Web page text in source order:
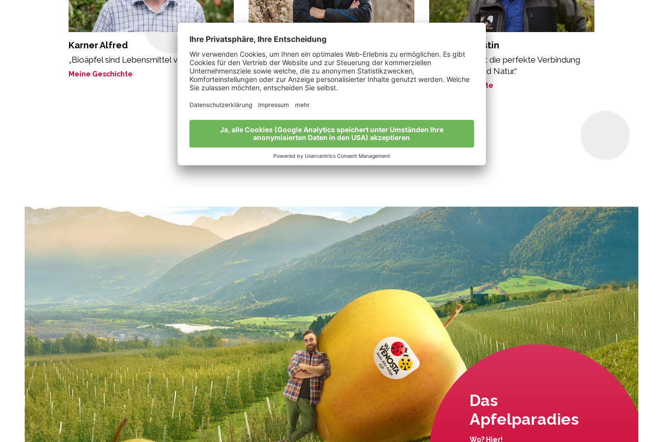
Karner Alfred
„Bioäpfel sind Lebensmittel voller Leben.“
Meine Geschichte
Thomann Martin
„Bio ist ein intensives Arbeiten mit der
Natur.“
Meine Geschichte
Kobler Augustin
„Ein Bioapfel ist die perfekte Verbindung
von Mensch und Natur.“
Meine Geschichte
Alle Bio-Bauern im Überblick
Das
Apfelparadies
Wo? Hier!